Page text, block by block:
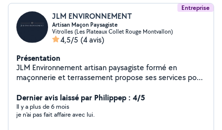
Entreprise
JLM ENVIRONNEMENT
Artisan Maçon Paysagiste
Vitrolles (Les Plateaux Collet Rouge Montvallon)
4,5/5 (4 avis)
Présentation
JLM Environnement artisan paysagiste formé en
maçonnerie et terrassement propose ses services pour
Dernier avis laissé par Philippep : 4/5
Il y a plus de 6 mois
je n'ai pas fait affaire avec lui.